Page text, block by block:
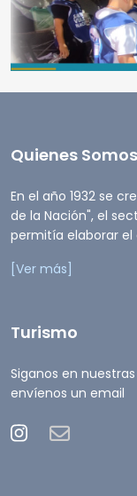
Quienes Somos
En el año 1932 se
de la Nación", el
permitía elaborar el
[Ver más]
Turismo
Siganos en
envíenos un email